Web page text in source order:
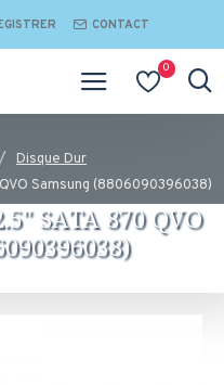
CONTACT
0
Disque Dur
Samsung (8806090396038)
SATA 870 QVO